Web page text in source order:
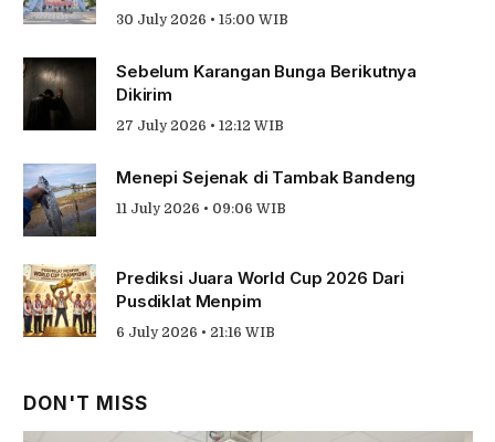
30 July 2026 • 15:00 WIB
Sebelum Karangan Bunga Berikutnya
Dikirim
27 July 2026 • 12:12 WIB
Menepi Sejenak di Tambak Bandeng
11 July 2026 • 09:06 WIB
Prediksi Juara World Cup 2026 Dari
Pusdiklat Menpim
6 July 2026 • 21:16 WIB
DON'T MISS